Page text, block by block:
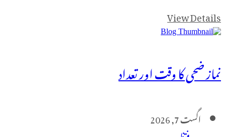
View
کا وقت اور تعداد
7, 2026